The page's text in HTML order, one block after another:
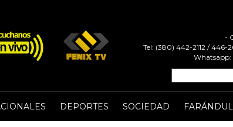
-
Tel: (380) 442-2112 / 446-
Whatsapp:
DEPORTES SOCIEDAD